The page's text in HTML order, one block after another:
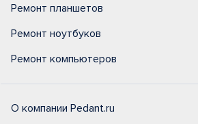
Ремонт планшетов
Ремонт ноутбуков
Ремонт компьютеров
О компании Pedant.ru